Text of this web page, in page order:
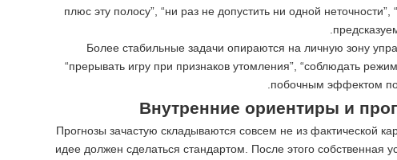
плюс эту полосу”, “ни раз не допустить ни одной
Более стабильные задачи опираются на личную зону
“прерывать игру при признаков утомления”, “соблюдать
побочным эффектом
Внутренние ориентиры и
Прогнозы зачастую складываются совсем не из фактической
идее должен сделаться стандартом. После этого собственная